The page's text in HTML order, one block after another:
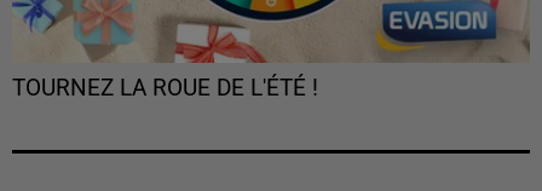
TOURNEZ LA ROUE DE L'ÉTÉ !